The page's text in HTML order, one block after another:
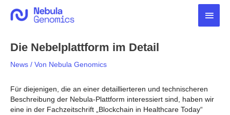
Inhalt
Die Nebelplattform im Detail
News / Von Nebula Genomics
Für diejenigen, die an einer detaillierteren und technischeren
Beschreibung der Nebula-Plattform interessiert sind, haben wir
eine in der Fachzeitschrift „Blockchain in Healthcare Today“